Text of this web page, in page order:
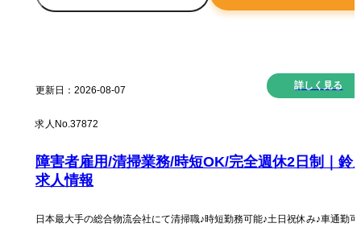
更新日： 2026-08-07
求人No.37872
詳しく見る
障害者雇用/清掃業務/時短OK/完全週休2日制｜鈴
求人情報
日本最大手の総合物流会社にて清掃職♪時短勤務可能♪土日祝休み♪車通勤可